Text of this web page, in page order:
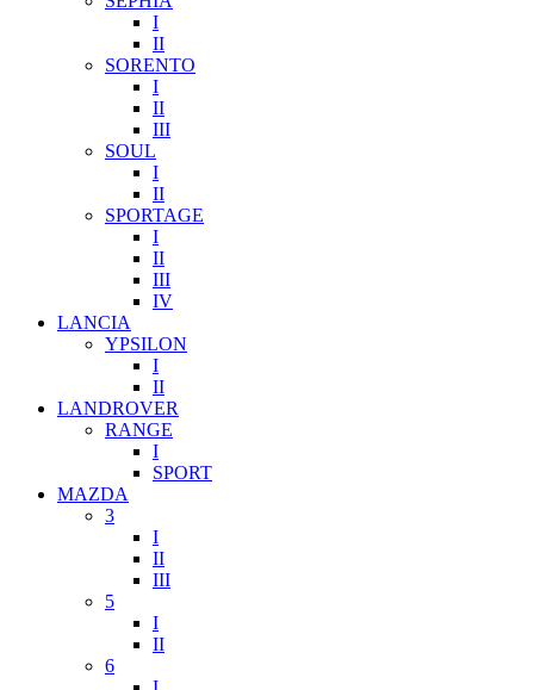
I
II
SORENTO
I
II
III
SOUL
I
II
SPORTAGE
I
II
III
IV
LANCIA
YPSILON
I
II
LANDROVER
RANGE
I
SPORT
MAZDA
3
I
II
III
5
I
II
6